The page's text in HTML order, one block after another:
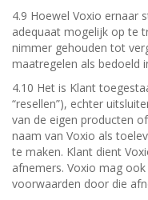
4.9 Hoewel Voxio ernaar
adequaat mogelijk op te
nimmer gehouden tot
maatregelen als bedoeld
4.10 Het is Klant
“resellen”), echter
van de eigen producten
naam van Voxio als
te maken. Klant dient
afnemers. Voxio mag
voorwaarden door die